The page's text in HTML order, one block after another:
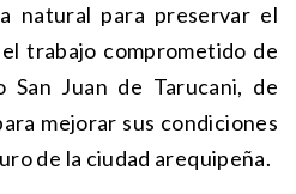
natural para preservar el
trabajo comprometido de
San Juan de Tarucani, de
mejorar sus condiciones
de la ciudad arequipeña.